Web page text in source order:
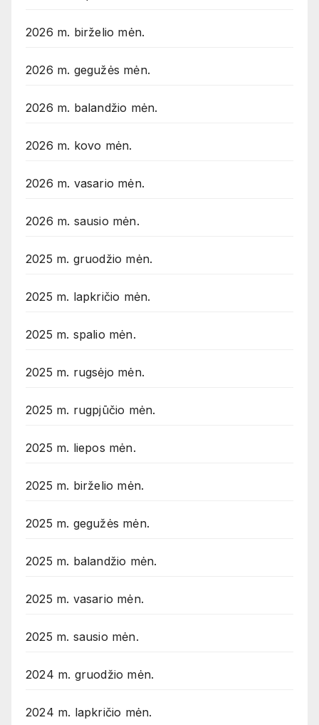
2026 m. birželio mėn.
2026 m. gegužės mėn.
2026 m. balandžio mėn.
2026 m. kovo mėn.
2026 m. vasario mėn.
2026 m. sausio mėn.
2025 m. gruodžio mėn.
2025 m. lapkričio mėn.
2025 m. spalio mėn.
2025 m. rugsėjo mėn.
2025 m. rugpjūčio mėn.
2025 m. liepos mėn.
2025 m. birželio mėn.
2025 m. gegužės mėn.
2025 m. balandžio mėn.
2025 m. vasario mėn.
2025 m. sausio mėn.
2024 m. gruodžio mėn.
2024 m. lapkričio mėn.